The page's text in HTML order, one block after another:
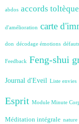
abdos accords
d'amélioration carte
don décodage émotions défauts
Feedback Feng-shui
Journal d'Eveil Liste envies
Esprit Module Minute
Méditation intégrale nature